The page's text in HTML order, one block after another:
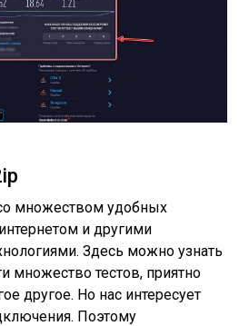
множеством удобных
и другими
Здесь можно узнать
множество тестов, приятно
другое. Но нас интересует
Поэтому